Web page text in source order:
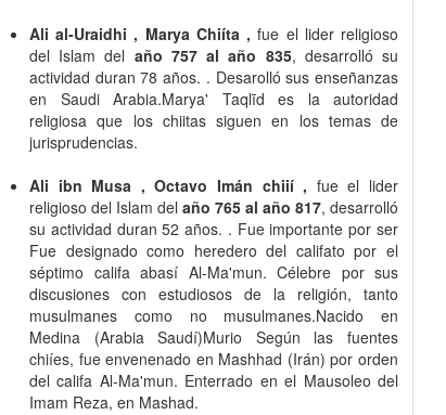
Ali al-Uraidhi , Marya Chiíta ,fue el lider religioso
del Islam del año 757 al año 835, desarrolló su
actividad duran 78 años. . Desarolló sus enseñanzas
en Saudi Arabia.Marya' Taqlīd es la autoridad
religiosa que los chiitas siguen en los temas de
jurisprudencias.
Ali ibn Musa , Octavo Imán chiií , fue el lider
religioso del Islam del año 765 al año 817, desarrolló
su actividad duran 52 años. . Fue importante por ser
Fue designado como heredero del califato por el
séptimo califa abasí Al-Ma'mun. Célebre por sus
discusiones con estudiosos de la religión, tanto
musulmanes como no musulmanes.Nacido en
Medina (Arabia Saudí)Murio Según las fuentes
chiíes, fue envenenado en Mashhad (Irán) por orden
del califa Al-Ma'mun. Enterrado en el Mausoleo del
Imam Reza, en Mashad.